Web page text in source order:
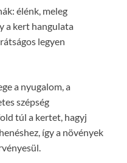
élénk, meleg
a kert hangulata
legyen
a nyugalom, a
szépség
túl a kertet, hagyj
így a növények